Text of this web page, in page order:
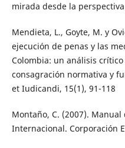
mirada desde la
Mendieta, L., Goyte, M. y
ejecución de penas y las
Colombia: un análisis
consagración normativa y
et Iudicandi, 15(1), 91-118
Montaño, C. (2007).
Internacional. Corporación